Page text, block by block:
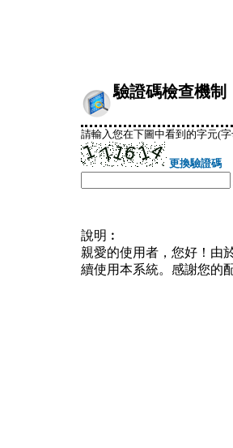
驗證碼檢查機制
請輸入您在下圖中看到的字元(
更換驗證碼
說明︰
親愛的使用者，您好！由
續使用本系統。感謝您的配